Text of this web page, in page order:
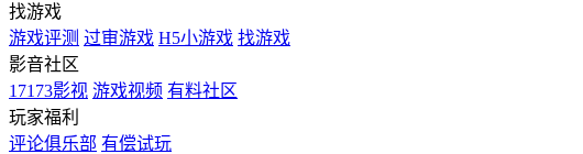
找游戏
游戏评测 过审游戏 H5小游戏 找游戏
影音社区
17173影视 游戏视频 有料社区
玩家福利
评论俱乐部 有偿试玩